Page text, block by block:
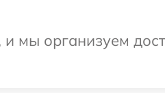
мы организуем